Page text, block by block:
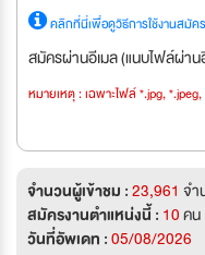
คลิกที่นี่เพื่อดูวิธีการใช้งานสมัค
สมัครผ่านอีเมล (แนบไฟล์ผ่าน
หมายเหตุ : เฉพาะไฟล์ *.jpg,
จำนวนผู้เข้าชม :23,961 จำ
สมัครงานตำแหน่งนี้ : 10คน
วันที่อัพเดท :05/08/2026